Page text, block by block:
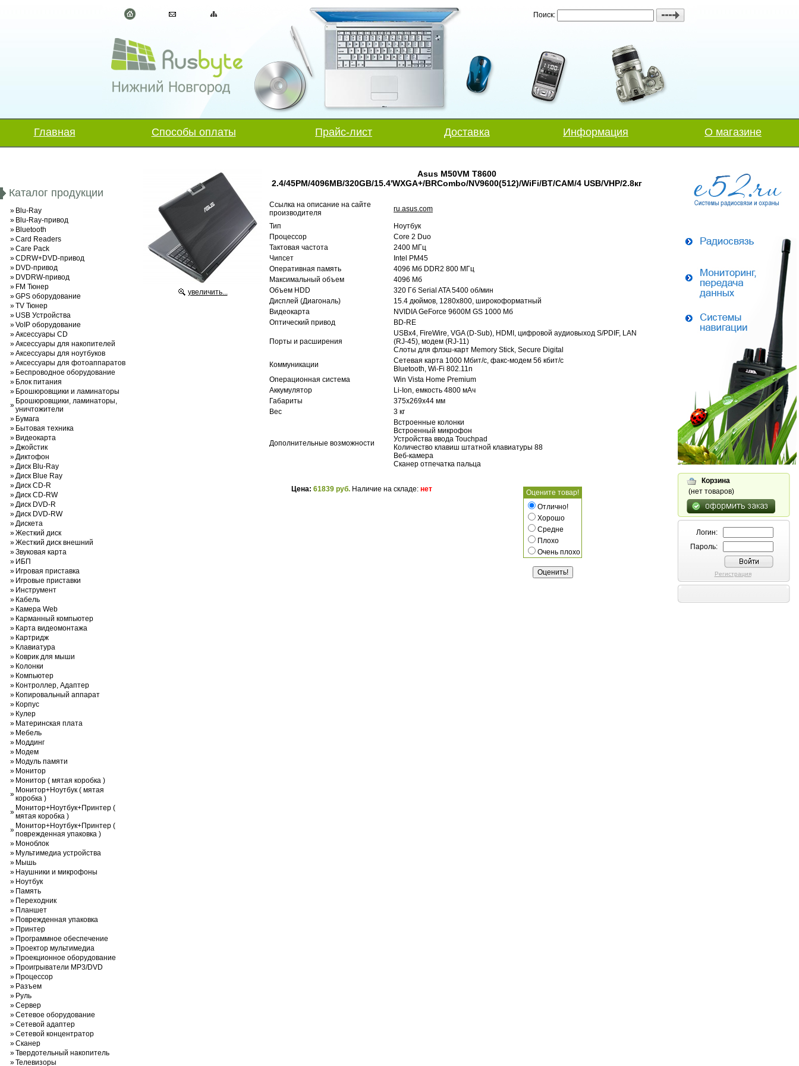
Поиск:
Главная Способы оплаты Прайс-лист Доставка Информация О магазине
Каталог продукции
» Blu-Ray
» Blu-Ray-привод
» Bluetooth
»Card Readers
»Care Pack
»CDRW+DVD-привод
» DVD-привод
» DVDRW-привод
» FM Тюнер
»GPS оборудование
»TV Тюнер
» USB Устройства
»VoIP оборудование
»Аксессуары CD
»Аксессуары для накопителей
»Аксессуары для ноутбуков
»Аксессуары для фотоаппаратов
» Беспроводное оборудование
» Блок питания
» Брошюровщики и ламинаторы
» Брошюровщики, ламинаторы,
уничтожители
» Бумага
» Бытовая техника
» Видеокарта
»Джойстик
»Диктофон
»Диск Blu-Ray
»Диск Blue Ray
»Диск CD-R
»Диск CD-RW
»Диск DVD-R
»Диск DVD-RW
»Дискета
»Жесткий диск
»Жесткий диск внешний
»Звуковая карта
» ИБП
» Игровая приставка
» Игровые приставки
» Инструмент
» Кабель
» Камера Web
» Карманный компьютер
» Карта видеомонтажа
» Картридж
» Клавиатура
» Коврик для мыши
» Колонки
» Компьютер
» Контроллер, Адаптер
» Копировальный аппарат
» Корпус
» Кулер
» Материнская плата
» Мебель
» Моддинг
» Модем
» Модуль памяти
» Монитор
» Монитор ( мятая коробка )
» Монитор+Ноутбук ( мятая
коробка )
» Монитор+Ноутбук+Принтер (
мятая коробка )
» Монитор+Ноутбук+Принтер (
поврежденная упаковка )
» Моноблок
» Мультимедиа устройства
» Мышь
» Наушники и микрофоны
» Ноутбук
» Память
» Переходник
» Планшет
» Поврежденная упаковка
» Принтер
» Программное обеспечение
» Проектор мультимедиа
» Проекционное оборудование
» Проигрыватели MP3/DVD
» Процессор
» Разъем
» Руль
»Сервер
»Сетевое оборудование
»Сетевой адаптер
»Сетевой концентратор
»Сканер
»Твердотельный накопитель
»Телевизоры
увеличить...
Asus M50VM T8600
2.4/45PM/4096MB/320GB/15.4'WXGA+/BRCombo/NV9600(512)/WiFi/BT/CAM/4 USB/VHP/2.8кг
Ссылка на описание на сайте
производителя
ru.asus.com
Тип
Ноутбук
Процессор
Core 2 Duo
Тактовая частота
2400 МГц
Чипсет
Intel PM45
Оперативная память
4096 Мб DDR2 800 МГц
Максимальный объем
4096 Мб
Объем HDD
320 Гб Serial ATA 5400 об/мин
Дисплей (Диагональ)
15.4 дюймов, 1280x800, широкоформатный
Видеокарта
NVIDIA GeForce 9600M GS 1000 Мб
Оптический привод
BD-RE
Порты и расширения
USBx4, FireWire, VGA (D-Sub), HDMI, цифровой аудиовыход S/PDIF, LAN
(RJ-45), модем (RJ-11)
Слоты для флэш-карт Memory Stick, Secure Digital
Коммуникации
Сетевая карта 1000 Мбит/c, факс-модем 56 кбит/c
Bluetooth, Wi-Fi 802.11n
Операционная система
Win Vista Home Premium
Аккумулятор
Li-Ion, емкость 4800 мАч
Габариты
375x269x44 мм
Вес
3 кг
Дополнительные возможности
Встроенные колонки
Встроенный микрофон
Устройства ввода Touchpad
Количество клавиш штатной клавиатуры 88
Веб-камера
Сканер отпечатка пальца
Цена: 61839 руб. Наличие на складе: нет
Оцените товар!
Отлично!
Хорошо
Средне
Плохо
Очень плохо
Корзина
(нет товаров)
Логин:
Пароль:
Регистрация